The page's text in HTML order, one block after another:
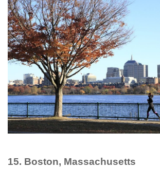
15. Boston, Massachusetts